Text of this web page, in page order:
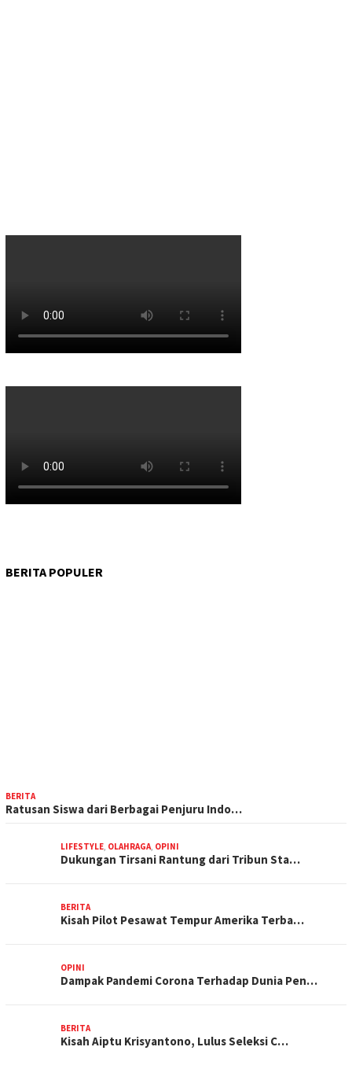
BERITA POPULER
BERITA
Ratusan Siswa dari Berbagai Penjuru Indo…
LIFESTYLE, OLAHRAGA, OPINI
Dukungan Tirsani Rantung dari Tribun Sta…
BERITA
Kisah Pilot Pesawat Tempur Amerika Terba…
OPINI
Dampak Pandemi Corona Terhadap Dunia Pen…
BERITA
Kisah Aiptu Krisyantono, Lulus Seleksi C…